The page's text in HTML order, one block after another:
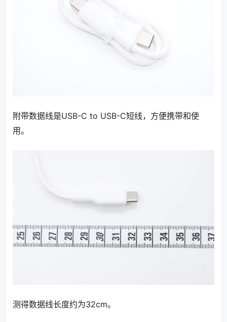
附带数据线是USB-C to USB-C短线，方便携带和使
用。
测得数据线长度约为32cm。